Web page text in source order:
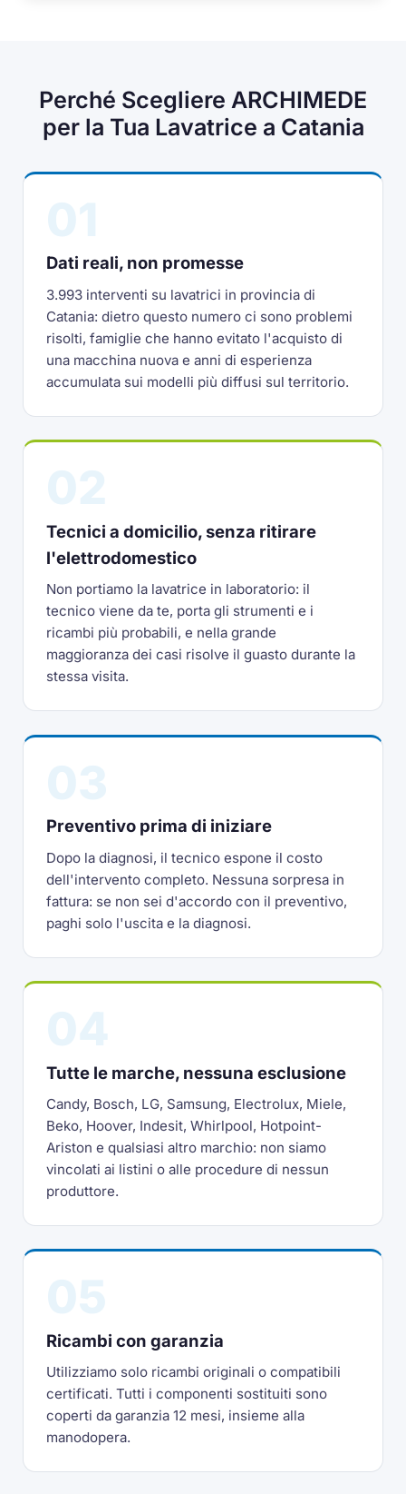
Perché Scegliere ARCHIMEDE
per la Tua Lavatrice a Catania
Dati reali, non promesse
3.993 interventi su lavatrici in provincia di
Catania: dietro questo numero ci sono problemi
risolti, famiglie che hanno evitato l'acquisto di
una macchina nuova e anni di esperienza
accumulata sui modelli più diffusi sul territorio.
Tecnici a domicilio, senza ritirare
l'elettrodomestico
Non portiamo la lavatrice in laboratorio: il
tecnico viene da te, porta gli strumenti e i
ricambi più probabili, e nella grande
maggioranza dei casi risolve il guasto durante la
stessa visita.
Preventivo prima di iniziare
Dopo la diagnosi, il tecnico espone il costo
dell'intervento completo. Nessuna sorpresa in
fattura: se non sei d'accordo con il preventivo,
paghi solo l'uscita e la diagnosi.
Tutte le marche, nessuna esclusione
Candy, Bosch, LG, Samsung, Electrolux, Miele,
Beko, Hoover, Indesit, Whirlpool, Hotpoint-
Ariston e qualsiasi altro marchio: non siamo
vincolati ai listini o alle procedure di nessun
produttore.
Ricambi con garanzia
Utilizziamo solo ricambi originali o compatibili
certificati. Tutti i componenti sostituiti sono
coperti da garanzia 12 mesi, insieme alla
manodopera.